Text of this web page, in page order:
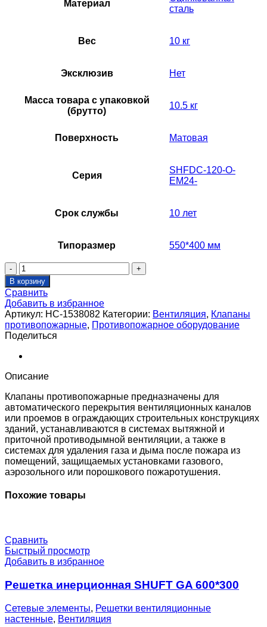
Материал
сталь
Вес 10 кг
Эксклюзив Нет
Масса товара с упаковкой
(брутто)
10.5 кг
Поверхность Матовая
Серия
SHFDC-120-O-
EM24-
Срок службы 10 лет
Типоразмер 550*400 мм
Количество
товара
Клапан
противопожарный
SHUFT
SHFDC-
120-
O-
550_400-
0-
0-
0
В корзину
Сравнить
Добавить в избранное
Артикул: НС-1538082 Категории: Вентиляция, Клапаны
противопожарные, Противопожарное оборудование
Поделиться
Описание
Клапаны противопожарные предназначены для
автоматического перекрытия вентиляционных каналов
или проемов в ограждающих строительных конструкциях
зданий, устанавливаются в системах вытяжной и
приточной противодымной вентиляции, а также в
системах для удаления газа и дыма после пожара из
помещений, защищаемых установками газового,
аэрозольного или порошкового пожаротушения.
Похожие товары
Сравнить
Быстрый просмотр
Добавить в избранное
Решетка инерционная SHUFT GA 600*300
Сетевые элементы, Решетки вентиляционные
настенные, Вентиляция